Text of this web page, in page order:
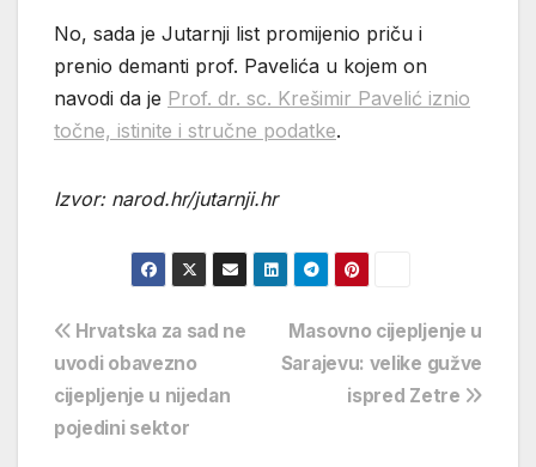
No, sada je Jutarnji list promijenio priču i
prenio demanti prof. Pavelića u kojem on
navodi da je Prof. dr. sc. Krešimir Pavelić iznio
točne, istinite i stručne podatke.
Izvor: narod.hr/jutarnji.hr
Navigacija
objava
Masovno cijepljenje u
Sarajevu: velike gužve
ispred Zetre
Hrvatska za sad ne
uvodi obavezno
cijepljenje u nijedan
pojedini sektor